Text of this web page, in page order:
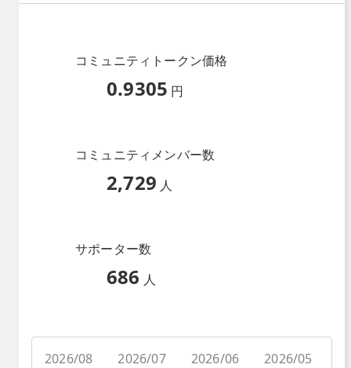
コミュニティトークン価格
0.9305 円
コミュニティメンバー数
2,729 人
サポーター数
686 人
2026/08 2026/07 2026/06 2026/05